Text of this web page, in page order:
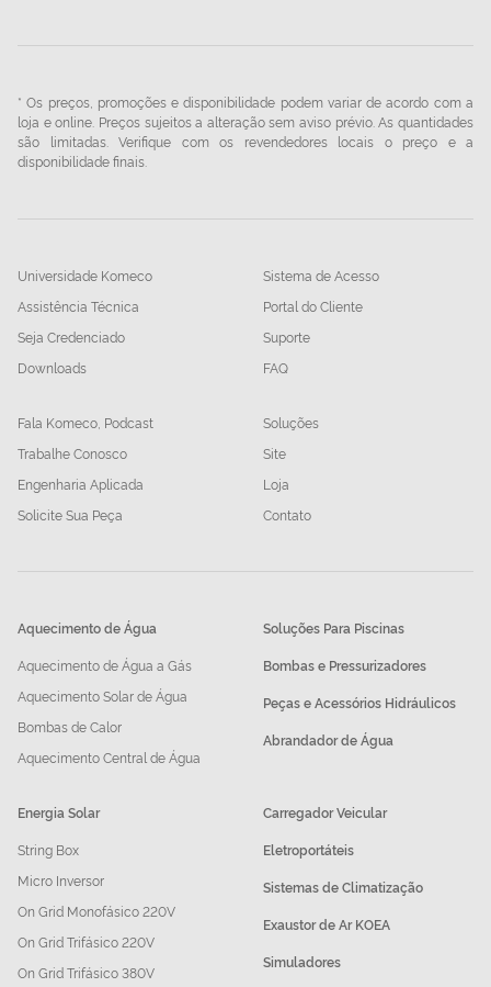
* Os preços, promoções e disponibilidade podem variar de acordo com a
loja e online. Preços sujeitos a alteração sem aviso prévio. As quantidades
são limitadas. Verifique com os revendedores locais o preço e a
disponibilidade finais.
Universidade Komeco
Assistência Técnica
Seja Credenciado
Downloads
Sistema de Acesso
Portal do Cliente
Suporte
FAQ
Fala Komeco, Podcast
Trabalhe Conosco
Engenharia Aplicada
Solicite Sua Peça
Soluções
Site
Loja
Contato
Aquecimento de Água
Aquecimento de Água a Gás
Aquecimento Solar de Água
Bombas de Calor
Aquecimento Central de Água
Soluções Para Piscinas
Bombas e Pressurizadores
Peças e Acessórios Hidráulicos
Abrandador de Água
Energia Solar
String Box
Micro Inversor
On Grid Monofásico 220V
On Grid Trifásico 220V
On Grid Trifásico 380V
Carregador Veicular
Eletroportáteis
Sistemas de Climatização
Exaustor de Ar KOEA
Simuladores